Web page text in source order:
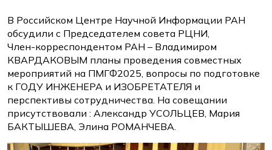
В Российском Центре Научной Информации РАН
обсудили с Председателем совета РЦНИ,
Член-корреспондентом РАН – Владимиром
КВАРДАКОВЫМ планы проведения совместных
мероприятий на ПМГФ2025, вопросы по подготовке
к ГОДУ ИНЖЕНЕРА и ИЗОБРЕТАТЕЛЯ и
перспективы сотрудничества. На совещании
присутствовали : Александр УСОЛЬЦЕВ, Мария
БАКТЫШЕВА, Элина РОМАНЧЕВА.